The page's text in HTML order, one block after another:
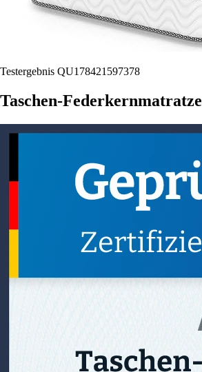
Testergebnis QU178421597378
Taschen-Federkernmatratze